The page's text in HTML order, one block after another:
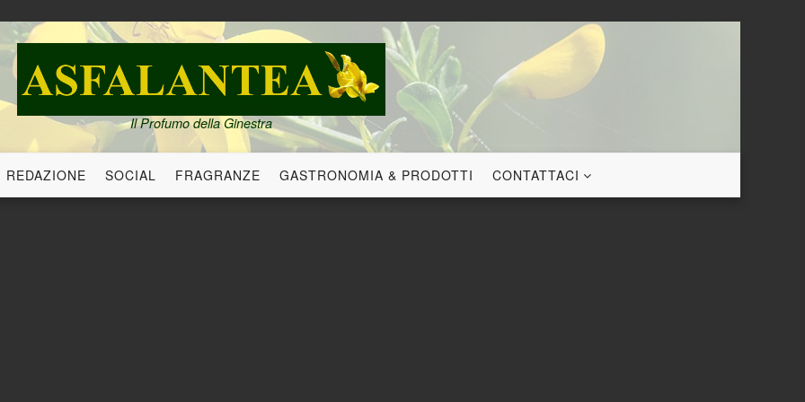
Il Profumo della Ginestra
REDAZIONE SOCIAL FRAGRANZE GASTRONOMIA & PRODOTTI CONTATTACI